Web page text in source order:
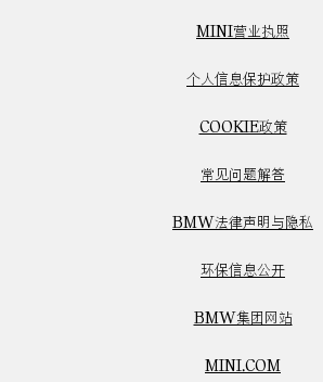
MINI营业执照
个人信息保护政策
COOKIE政策
常见问题解答
BMW法律声明与隐私
环保信息公开
BMW集团网站
MINI.COM